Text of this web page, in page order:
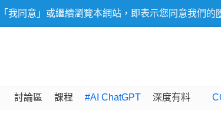
我同意」或繼續瀏覽本網站，即表示您同意我們的
討論區 課程 #AI ChatGPT 深度有料